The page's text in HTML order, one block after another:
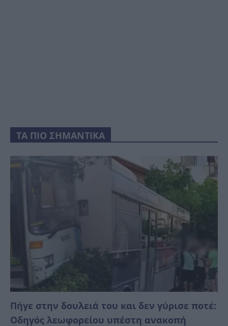
ΤΑ ΠΙΟ ΣΗΜΑΝΤΙΚΑ
Πήγε στην δουλειά του και δεν γύρισε ποτέ:
Οδηγός λεωφορείου υπέστη ανακοπή